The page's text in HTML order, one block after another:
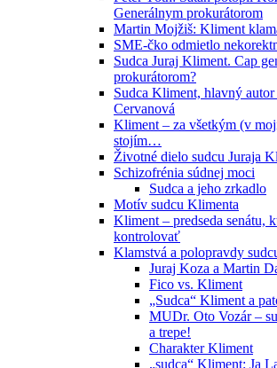
Generálnym prokurátorom
Martin Mojžiš: Kliment
SME-čko odmietlo
Sudca Juraj Kliment. Cap
prokurátorom?
Sudca Kliment, hlavný
Cervanová
Kliment – za všetkým (v
stojím…
Životné dielo sudcu Juraja
Schizofrénia súdnej moci
Sudca a jeho zrkadlo
Motív sudcu Klimenta
Kliment – predseda senátu,
kontrolovať
Klamstvá a polopravdy
Juraj Koza a Martin
Fico vs. Kliment
„Sudca“ Kliment a
MUDr. Oto Vozár –
a trepe!
Charakter Kliment
„sudca“ Kliment: Ja